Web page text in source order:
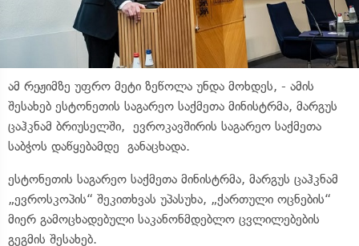
ამ რეჟიმზე უფრო მეტი ზეწოლა უნდა მოხდეს, - ამის
შესახებ ესტონეთის საგარეო საქმეთა მინისტრმა, მარგუს
ცაჰკნამ ბრიუსელში, ევროკავშირის საგარეო საქმეთა
საბჭოს დაწყებამდე განაცხადა.
ესტონეთის საგარეო საქმეთა მინისტრმა, მარგუს ცაჰკნამ
„ევროსკოპის“ შეკითხვას უპასუხა, „ქართული ოცნების“
მიერ გამოცხადებული საკანონმდებლო ცვლილებების
გეგმის შესახებ.